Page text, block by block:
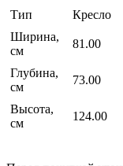
Тип
Кресло
Ширина,
см
81.00
Глубина,
см
73.00
Высота,
см
124.00